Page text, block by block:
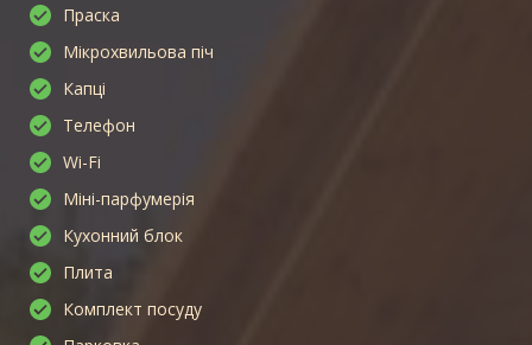
Праска
Мікрохвильова піч
Капці
Телефон
Wi-Fi
Міні-парфумерія
Кухонний блок
Плита
Комплект посуду